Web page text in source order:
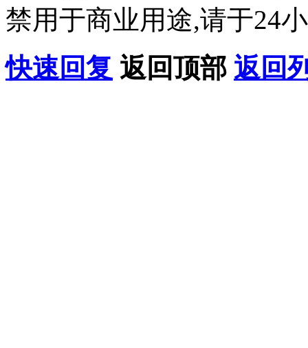
禁用于商业用途,请于24
快速回复 返回顶部 返回